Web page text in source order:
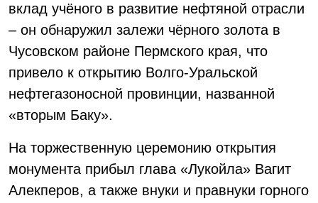
вклад учёного в развитие нефтяной отрасли
– он обнаружил залежи чёрного золота в
Чусовском районе Пермского края, что
привело к открытию Волго-Уральской
нефтегазоносной провинции, названной
«вторым Баку».
На торжественную церемонию открытия
монумента прибыл глава «Лукойла» Вагит
Алекперов, а также внуки и правнуки горного